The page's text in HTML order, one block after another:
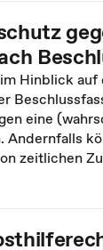
Hinblick
eine
Andernfalls
zeitlichen